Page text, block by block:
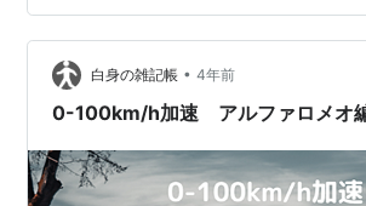
32.8kgm（322Nm）/ 4500rpm・トラ
6速ATまたは6速MT・サスペンション：
ッシュボーン / 後：マルチリンク・ブレ
ーテッ…
白身の雑記帳 • 4年前
0-100km/h加速 アルファロメオ